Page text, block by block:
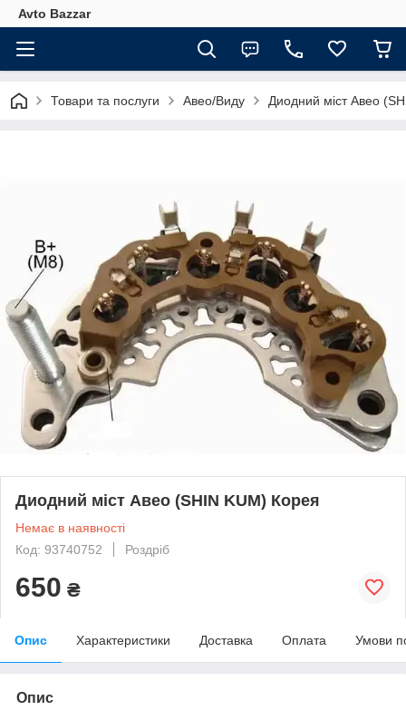
Avto Bazzar
Товари та послуги Авео/Виду Диодний міст Авео
Диодний міст Авео (SHIN KUM) Корея
Немає в наявності
Код: 93740752
Роздріб
650 ₴
Опис Характеристики Доставка Оплата Умови
Опис